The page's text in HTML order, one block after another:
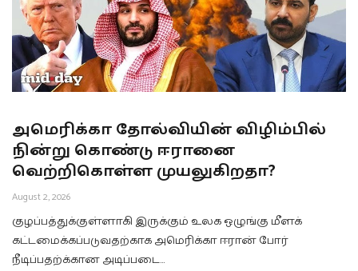
அமெரிக்கா தோல்வியின் விழிம்பில்
நின்று கொண்டு ஈரானை
வெற்றிகொள்ள முயலுகிறதா?
August 2, 2026
குழப்பத்துக்குள்ளாகி இருக்கும் உலக ஒழுங்கு மீளக்
கட்டமைக்கப்படுவதற்காக அமெரிக்கா ஈரான் போர்
நீடிப்பதற்க்கான அடிப்படை…